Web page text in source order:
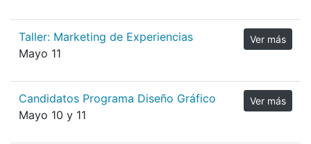
Taller: Marketing de Experiencias
Mayo 11
Ver más
Candidatos Programa Diseño Gráfico
Mayo 10 y 11
Ver más